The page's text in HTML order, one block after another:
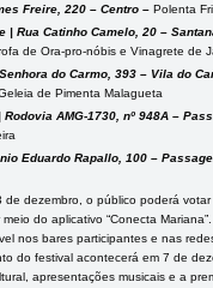
Freire, 220 – Centro – Polenta
| Rua Catinho Camelo, 20 –
de Ora-pro-nóbis e Vinagrete de
do Carmo, 393 – Vila do
de Pimenta Malagueta
AMG-1730, nº 948A –
Eduardo Rapallo, 100 –
de dezembro, o público poderá
do aplicativo “Conecta
nos bares participantes e nas
do festival acontecerá em 7 de
apresentações musicais e a